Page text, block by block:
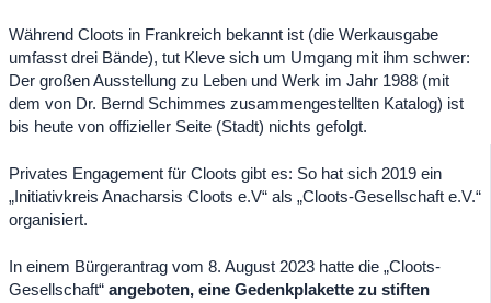
Während Cloots in Frankreich bekannt ist (die Werkausgabe
umfasst drei Bände), tut Kleve sich um Umgang mit ihm schwer:
Der großen Ausstellung zu Leben und Werk im Jahr 1988 (mit
dem von Dr. Bernd Schimmes zusammengestellten Katalog) ist
bis heute von offizieller Seite (Stadt) nichts gefolgt.
Privates Engagement für Cloots gibt es: So hat sich 2019 ein
„Initiativkreis Anacharsis Cloots e.V“ als „Cloots-Gesellschaft e.V.“
organisiert.
In einem Bürgerantrag vom 8. August 2023 hatte die „Cloots-
Gesellschaft“ angeboten, eine Gedenkplakette zu stiften